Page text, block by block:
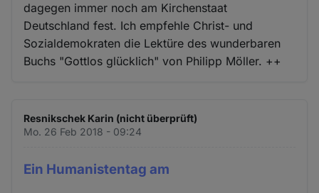
dagegen immer noch am Kirchenstaat
Deutschland fest. Ich empfehle Christ- und
Sozialdemokraten die Lektüre des wunderbaren
Buchs "Gottlos glücklich" von Philipp Möller. ++
Resnikschek Karin (nicht überprüft)
Mo. 26 Feb 2018 - 09:24
Ein Humanistentag am